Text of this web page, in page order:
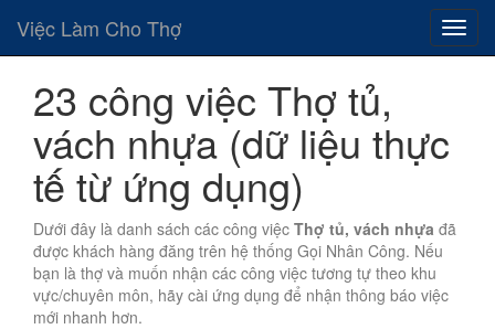
Việc Làm Cho Thợ
23 công việc Thợ tủ,
vách nhựa (dữ liệu thực
tế từ ứng dụng)
Dưới đây là danh sách các công việc Thợ tủ, vách nhựa đã
được khách hàng đăng trên hệ thống Gọi Nhân Công. Nếu
bạn là thợ và muốn nhận các công việc tương tự theo khu
vực/chuyên môn, hãy cài ứng dụng để nhận thông báo việc
mới nhanh hơn.